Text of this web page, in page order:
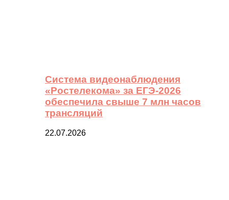
Система видеонаблюдения
«Ростелекома» за ЕГЭ-2026
обеспечила свыше 7 млн часов
трансляций
22.07.2026